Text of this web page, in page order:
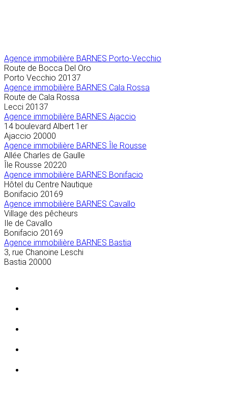
Agence immobilière BARNES Porto-Vecchio
Route de Bocca Del Oro
Porto Vecchio 20137
Agence immobilière BARNES Cala Rossa
Route de Cala Rossa
Lecci 20137
Agence immobilière BARNES Ajaccio
14 boulevard Albert 1er
Ajaccio 20000
Agence immobilière BARNES Île Rousse
Allée Charles de Gaulle
Île Rousse 20220
Agence immobilière BARNES Bonifacio
Hôtel du Centre Nautique
Bonifacio 20169
Agence immobilière BARNES Cavallo
Village des pêcheurs
Ile de Cavallo
Bonifacio 20169
Agence immobilière BARNES Bastia
3, rue Chanoine Leschi
Bastia 20000